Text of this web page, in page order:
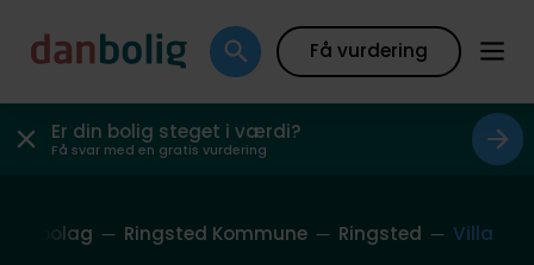
Få vurdering
Er din bolig steget i værdi?
Få svar med en gratis vurdering
Nabolag Ringsted Kommune Ringsted Villa